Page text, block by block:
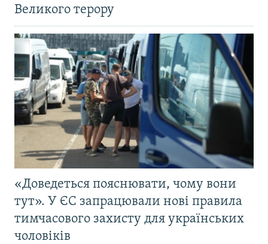
Великого терору
«Доведеться пояснювати, чому вони
тут». У ЄС запрацювали нові правила
тимчасового захисту для українських
чоловіків